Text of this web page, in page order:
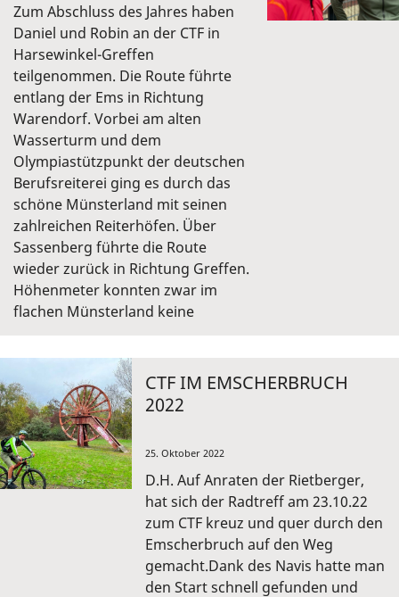
Zum Abschluss des Jahres haben
Daniel und Robin an der CTF in
Harsewinkel-Greffen
teilgenommen. Die Route führte
entlang der Ems in Richtung
Warendorf. Vorbei am alten
Wasserturm und dem
Olympiastützpunkt der deutschen
Berufsreiterei ging es durch das
schöne Münsterland mit seinen
zahlreichen Reiterhöfen. Über
Sassenberg führte die Route
wieder zurück in Richtung Greffen.
Höhenmeter konnten zwar im
flachen Münsterland keine
CTF IM EMSCHERBRUCH
2022
25. Oktober 2022
D.H. Auf Anraten der Rietberger,
hat sich der Radtreff am 23.10.22
zum CTF kreuz und quer durch den
Emscherbruch auf den Weg
gemacht.Dank des Navis hatte man
den Start schnell gefunden und